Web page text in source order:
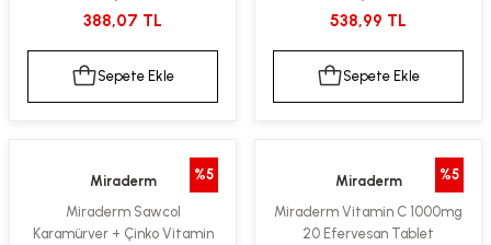
388,07 TL
Sepete Ekle
538,99 TL
Sepete Ekle
%5
Miraderm
Miraderm Sawcol
Karamürver + Çinko Vitamin
%5
Miraderm
Miraderm Vitamin C 1000mg
20 Efervesan Tablet